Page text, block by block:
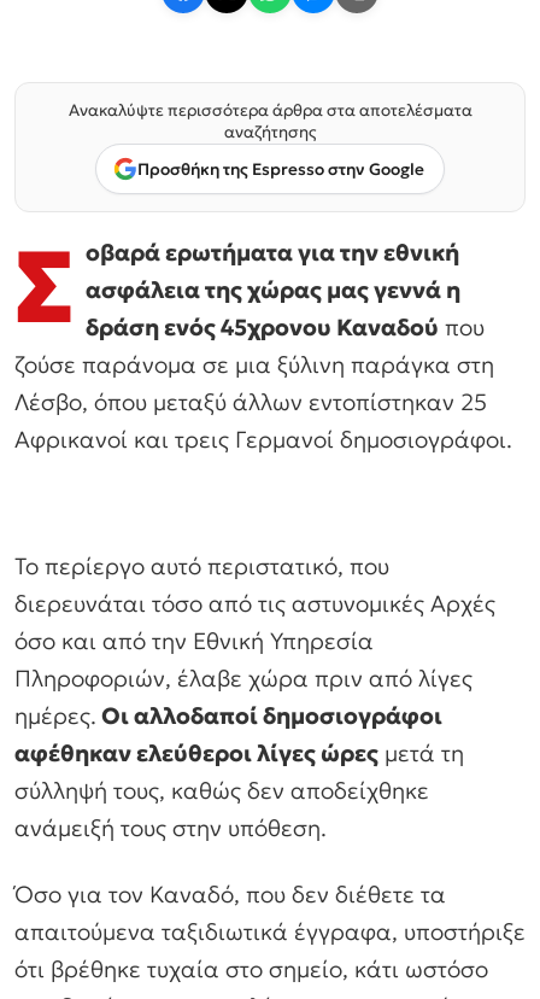
Ανακαλύψτε περισσότερα άρθρα στα αποτελέσματα
αναζήτησης
Προσθήκη της Espresso στην Google
Σ οβαρά ερωτήματα για την εθνική
ασφάλεια της χώρας μας γεννά η
δράση ενός 45χρονου Καναδού που
ζούσε παράνομα σε μια ξύλινη παράγκα στη
Λέσβο, όπου μεταξύ άλλων εντοπίστηκαν 25
Αφρικανοί και τρεις Γερμανοί δημοσιογράφοι.
Το περίεργο αυτό περιστατικό, που
διερευνάται τόσο από τις αστυνομικές Αρχές
όσο και από την Εθνική Υπηρεσία
Πληροφοριών, έλαβε χώρα πριν από λίγες
ημέρες. Οι αλλοδαποί δημοσιογράφοι
αφέθηκαν ελεύθεροι λίγες ώρες μετά τη
σύλληψή τους, καθώς δεν αποδείχθηκε
ανάμειξή τους στην υπόθεση.
Όσο για τον Καναδό, που δεν διέθετε τα
απαιτούμενα ταξιδιωτικά έγγραφα, υποστήριξε
ότι βρέθηκε τυχαία στο σημείο, κάτι ωστόσο